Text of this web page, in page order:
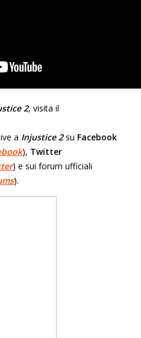
2, visita il
a Injustice 2su Facebook
), Twitter
) e sui forum ufficiali
).